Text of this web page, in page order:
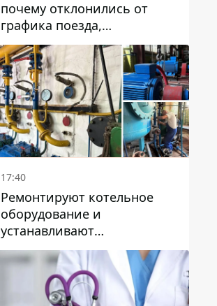
почему отклонились от
графика поезда,
курсирующие через Днепр
и область
17:40
Ремонтируют котельное
оборудование и
устанавливают
генераторные установки:
как в Днепре готовятся к
отопительному сезону